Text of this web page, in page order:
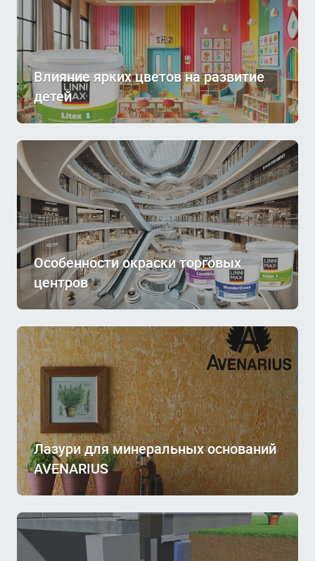
Влияние ярких цветов на развитие
детей
Особенности окраски торговых
центров
Лазури для минеральных оснований
AVENARIUS